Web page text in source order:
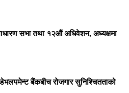
सभा तथा १२औं अधिवेशन, अध्यक्षमा
बैंकबीच रोजगार सुनिश्चितताको